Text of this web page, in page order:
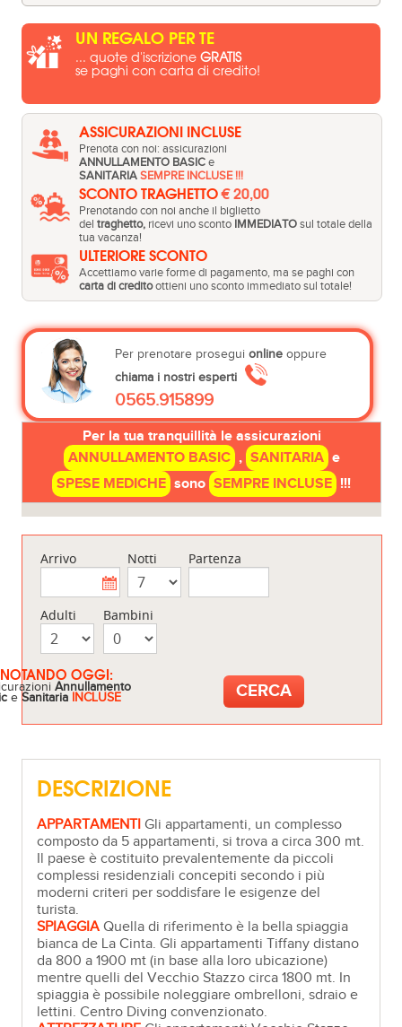
UN REGALO PER TE
... quote d'iscrizioneGRATIS
se paghi con carta di credito!
ASSICURAZIONI INCLUSE
Prenota con noi: assicurazioni
ANNULLAMENTO BASIC e
SANITARIA SEMPRE INCLUSE !!!
SCONTO TRAGHETTO€ 20,00
Prenotando con noi anche il biglietto
del traghetto, ricevi uno sconto IMMEDIATO sul totale della
tua vacanza!
ULTERIORE SCONTO
Accettiamo varie forme di pagamento, ma se paghi con
carta di creditoottieni uno sconto immediato sul totale!
Per prenotare prosegui onlineoppure
chiama i nostri esperti
0565.915899
Per la tua tranquillità le assicurazioni
ANNULLAMENTO BASIC , SANITARIA e
SPESE MEDICHE sono SEMPRE INCLUSE !!!
Arrivo Notti Partenza
Adulti Bambini
OGGI:
Annullamento
eSanitaria INCLUSE
DESCRIZIONE
APPARTAMENTI Gli appartamenti, un complesso
composto da 5 appartamenti, si trova a circa 300 mt.
Il paese è costituito prevalentemente da piccoli
complessi residenziali concepiti secondo i più
moderni criteri per soddisfare le esigenze del
turista.
SPIAGGIA Quella di riferimento è la bella spiaggia
bianca de La Cinta. Gli appartamenti Tiffany distano
da 800 a 1900 mt (in base alla loro ubicazione)
mentre quelli del Vecchio Stazzo circa 1800 mt. In
spiaggia è possibile noleggiare ombrelloni, sdraio e
lettini. Centro Diving convenzionato.